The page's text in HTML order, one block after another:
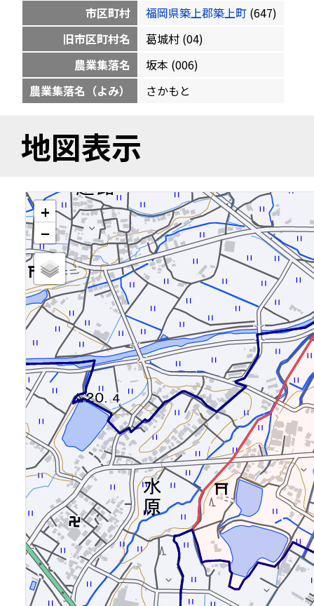
市区町村
福岡県築上郡築上町 (647)
旧市区町村名
葛城村 (04)
農業集落名
坂本 (006)
農業集落名（よみ）
さかもと
地図表示
+
−